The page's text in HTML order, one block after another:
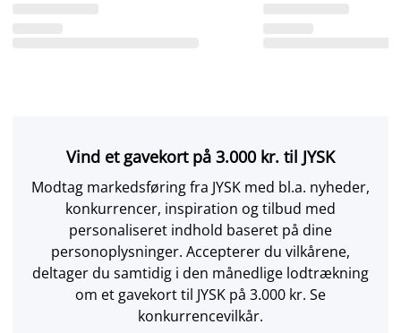
Vind et gavekort på 3.000 kr. til JYSK
Modtag markedsføring fra JYSK med bl.a. nyheder,
konkurrencer, inspiration og tilbud med
personaliseret indhold baseret på dine
personoplysninger. Accepterer du vilkårene,
deltager du samtidig i den månedlige lodtrækning
om et gavekort til JYSK på 3.000 kr. Se
konkurrencevilkår.